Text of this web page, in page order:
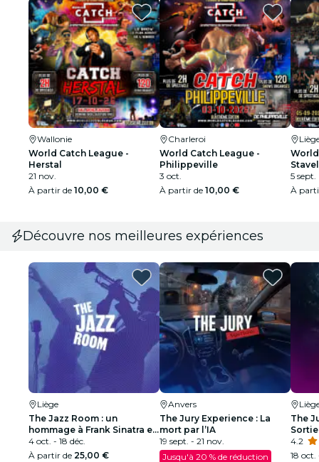
Wallonie
World Catch League -
Herstal
21 nov.
À partir de 10,00 €
Charleroi
World Catch League -
Philippeville
3 oct.
À partir de 10,00 €
5 sept.
À
Découvre nos meilleures expériences
Liège
The Jazz Room : un
hommage à Frank Sinatra et
à Louis Armstrong
4 oct. - 18 déc.
À partir de 25,00 €
Anvers
The Jury Experience : La
mort par l’IA
19 sept. - 21 nov.
Jusqu'à 20 % de réduction
The
4.2
18